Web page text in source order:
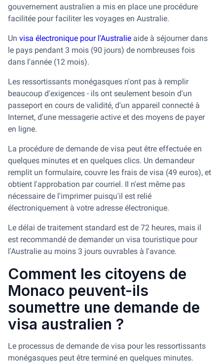
gouvernement australien a mis en place une procédure
facilitée pour faciliter les voyages en Australie.
Un visa électronique pour l'Australie aide à séjourner dans
le pays pendant 3 mois (90 jours) de nombreuses fois
dans l'année (12 mois).
Les ressortissants monégasques n'ont pas à remplir
beaucoup d'exigences - ils ont seulement besoin d'un
passeport en cours de validité, d'un appareil connecté à
Internet, d'une messagerie active et des moyens de payer
en ligne.
La procédure de demande de visa peut être effectuée en
quelques minutes et en quelques clics. Un demandeur
remplit un formulaire, couvre les frais de visa (49 euros), et
obtient l'approbation par courriel. Il n'est même pas
nécessaire de l'imprimer puisqu'il est relié
électroniquement à votre adresse électronique.
Le délai de traitement standard est de 72 heures, mais il
est recommandé de demander un visa touristique pour
l'Australie au moins 3 jours ouvrables à l'avance.
Comment les citoyens de
Monaco peuvent-ils
soumettre une demande de
visa australien ?
Le processus de demande de visa pour les ressortissants
monégasques peut être terminé en quelques minutes.